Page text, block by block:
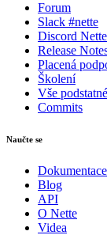
Našli jste na této
Ukaž na
Otevři náhled
Forum
Slack #nette
Discord Nette
Release
Placená
Školení
Vše
Commits
Naučte se
Dokumentace
Blog
API
O Nette
Videa